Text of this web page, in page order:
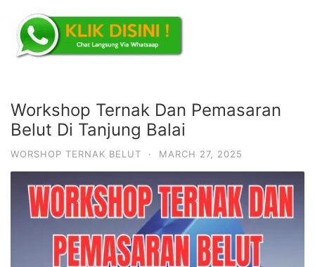
Workshop Ternak Dan Pemasaran
Belut Di Tanjung Balai
WORSHOP TERNAK BELUT · MARCH 27, 2025